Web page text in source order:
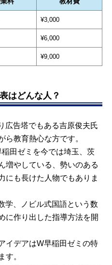
¥3,000
¥6,000
¥9,000
はどんな人？
広告塔でもある吉原俊夫氏
ら教育熱心な方です。
田ゼミを今では埼玉、茨
増やしている、勢いのある
にも長けた人物でもありま
学、ノビル式国語という数
に作り出した指導方法を開
イデアはW早稲田ゼミの特
す。